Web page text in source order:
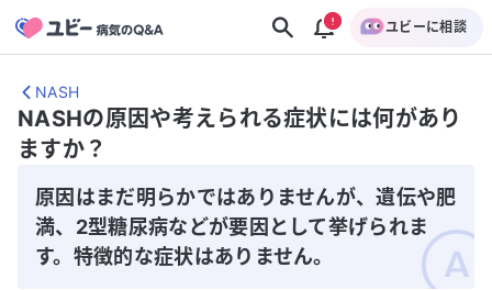
ユビーに相談
NASH
NASHの原因や考えられる症状には何があり
ますか？
原因はまだ明らかではありませんが、遺伝や肥
満、2型糖尿病などが要因として挙げられま
す。特徴的な症状はありません。